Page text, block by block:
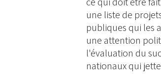
une liste de
publiques qui les
une attention
l'évaluation du
nationaux qui